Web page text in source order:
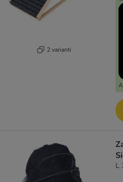
2 varianti
L